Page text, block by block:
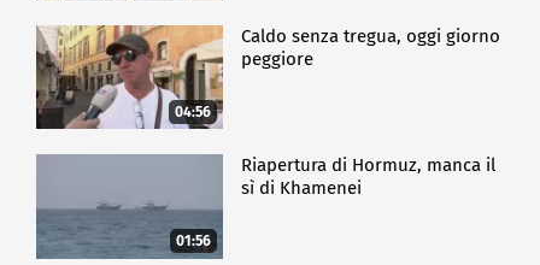
04:56
Caldo senza tregua, oggi giorno
peggiore
01:56
Riapertura di Hormuz, manca il
sì di Khamenei